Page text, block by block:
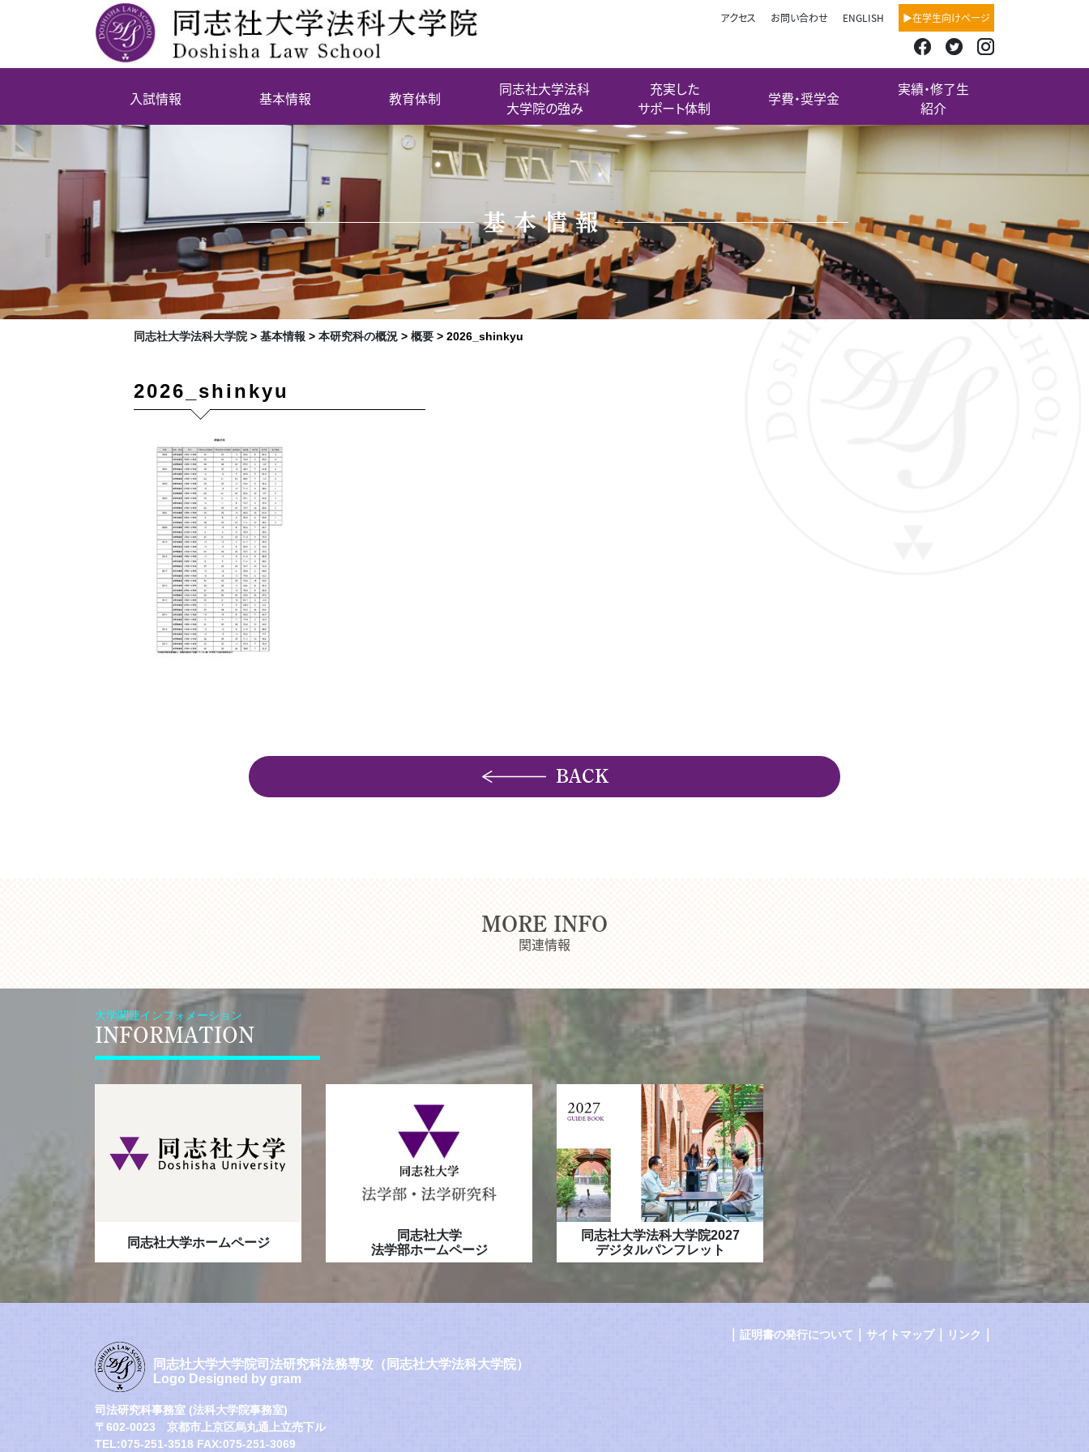
アクセス お問い合わせ ENGLISH ▶在学生向けページ
入試情報 基本情報 教育体制
同志社大学法科
大学院の強み
充実した
サポート体制
学費・奨学金
実績・修了生
紹介
基本情報
同志社大学法科大学院> 基本情報 > 本研究科の概況> 概要> 2026_shinkyu
2026_shinkyu
BACK
MORE INFO
関連情報
大学関連インフォメーション
INFORMATION
同志社大学ホームページ
同志社大学
法学部ホームページ
同志社大学法科大学院2027
デジタルパンフレット
証明書の発行について サイトマップ｜ リンク
同志社大学大学院司法研究科法務専攻（同志社大学法科大学院）
Logo Designed by gram
司法研究科事務室 (法科大学院事務室)
〒602-0023 京都市上京区烏丸通上立売下ル
TEL:075-251-3518 FAX:075-251-3069